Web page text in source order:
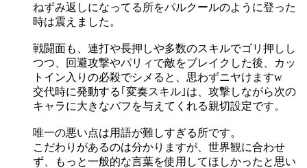
ねずみ返しになってる所をパルクールのように登った
時は震えました。
戦闘面も、連打や長押しや多数のスキルでゴリ押しし
つつ、回避攻撃やパリィで敵をブレイクした後、カッ
トイン入りの必殺でシメると、思わずニヤけますw
交代時に発動する｢変奏スキル｣は、攻撃しながら次の
キャラに大きなバフを与えてくれる親切設定です。
唯一の悪い点は用語が難しすぎる所です。
こだわりがあるのは分かりますが、世界観に合わせ
ず、もっと一般的な言葉を使用してほしかったと思い